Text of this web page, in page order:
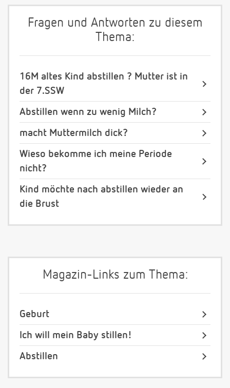
Fragen und Antworten zu diesem
Thema:
16M altes Kind abstillen ? Mutter ist in
der 7.SSW
Abstillen wenn zu wenig Milch?
macht Muttermilch dick?
Wieso bekomme ich meine Periode
nicht?
Kind möchte nach abstillen wieder an
die Brust
Magazin-Links zum Thema:
Geburt
Ich will mein Baby stillen!
Abstillen